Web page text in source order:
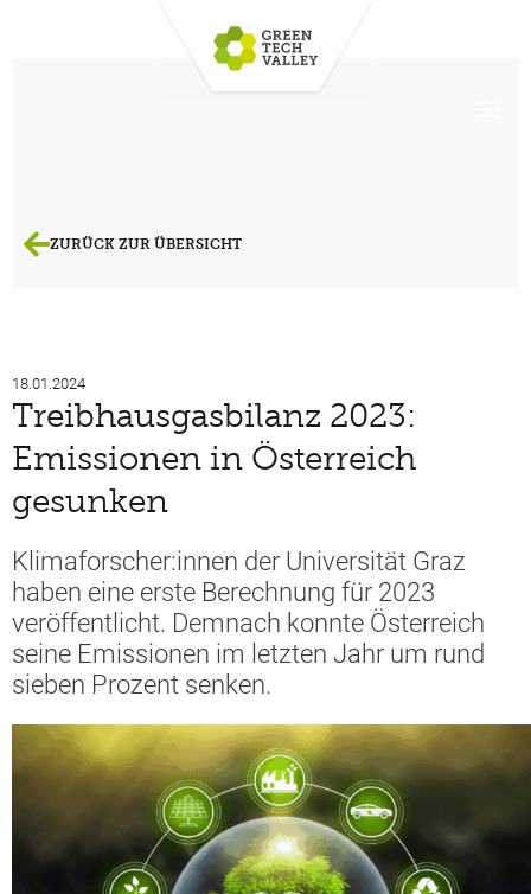
ZURÜCK ZUR ÜBERSICHT
18.01.2024
Treibhausgasbilanz 2023:
Emissionen in Österreich
gesunken
Klimaforscher:innen der Universität Graz
haben eine erste Berechnung für 2023
veröffentlicht. Demnach konnte Österreich
seine Emissionen im letzten Jahr um rund
sieben Prozent senken.